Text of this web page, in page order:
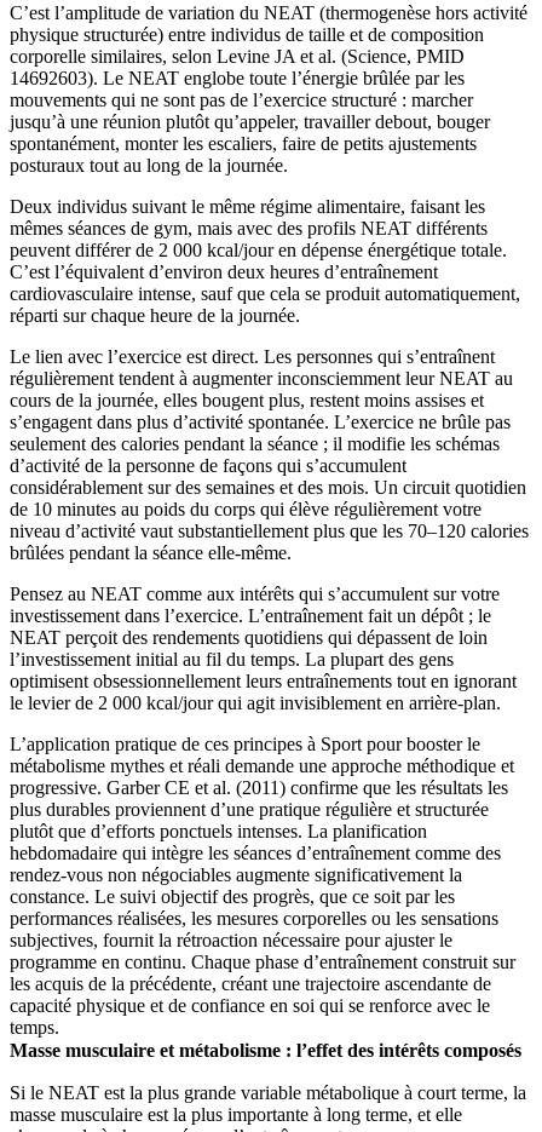
C’est l’amplitude de variation du NEAT (thermogenèse hors activité
physique structurée) entre individus de taille et de composition
corporelle similaires, selon Levine JA et al. (Science, PMID
14692603). Le NEAT englobe toute l’énergie brûlée par les
mouvements qui ne sont pas de l’exercice structuré : marcher
jusqu’à une réunion plutôt qu’appeler, travailler debout, bouger
spontanément, monter les escaliers, faire de petits ajustements
posturaux tout au long de la journée.
Deux individus suivant le même régime alimentaire, faisant les
mêmes séances de gym, mais avec des profils NEAT différents
peuvent différer de 2 000 kcal/jour en dépense énergétique totale.
C’est l’équivalent d’environ deux heures d’entraînement
cardiovasculaire intense, sauf que cela se produit automatiquement,
réparti sur chaque heure de la journée.
Le lien avec l’exercice est direct. Les personnes qui s’entraînent
régulièrement tendent à augmenter inconsciemment leur NEAT au
cours de la journée, elles bougent plus, restent moins assises et
s’engagent dans plus d’activité spontanée. L’exercice ne brûle pas
seulement des calories pendant la séance ; il modifie les schémas
d’activité de la personne de façons qui s’accumulent
considérablement sur des semaines et des mois. Un circuit quotidien
de 10 minutes au poids du corps qui élève régulièrement votre
niveau d’activité vaut substantiellement plus que les 70–120 calories
brûlées pendant la séance elle-même.
Pensez au NEAT comme aux intérêts qui s’accumulent sur votre
investissement dans l’exercice. L’entraînement fait un dépôt ; le
NEAT perçoit des rendements quotidiens qui dépassent de loin
l’investissement initial au fil du temps. La plupart des gens
optimisent obsessionnellement leurs entraînements tout en ignorant
le levier de 2 000 kcal/jour qui agit invisiblement en arrière-plan.
L’application pratique de ces principes à Sport pour booster le
métabolisme mythes et réali demande une approche méthodique et
progressive. Garber CE et al. (2011) confirme que les résultats les
plus durables proviennent d’une pratique régulière et structurée
plutôt que d’efforts ponctuels intenses. La planification
hebdomadaire qui intègre les séances d’entraînement comme des
rendez-vous non négociables augmente significativement la
constance. Le suivi objectif des progrès, que ce soit par les
performances réalisées, les mesures corporelles ou les sensations
subjectives, fournit la rétroaction nécessaire pour ajuster le
programme en continu. Chaque phase d’entraînement construit sur
les acquis de la précédente, créant une trajectoire ascendante de
capacité physique et de confiance en soi qui se renforce avec le
temps.
Masse musculaire et métabolisme : l’effet des intérêts composés
Si le NEAT est la plus grande variable métabolique à court terme, la
masse musculaire est la plus importante à long terme, et elle